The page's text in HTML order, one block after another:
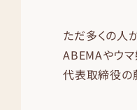
ただ多くの人
ABEMAやウ
代表取締役の